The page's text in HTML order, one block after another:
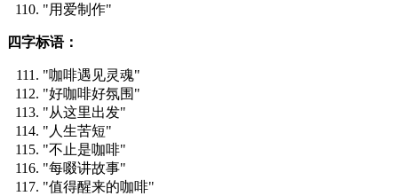
"用爱制作"
四字标语：
"咖啡遇见灵魂"
"好咖啡好氛围"
"从这里出发"
"人生苦短"
"不止是咖啡"
"每啜讲故事"
"值得醒来的咖啡"